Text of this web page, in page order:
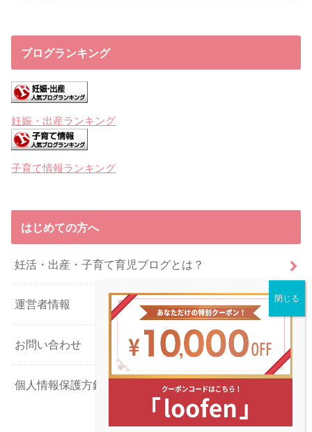
ブログランキング
妊娠・出産ランキング
子育て情報ランキング
はじめての方へ
妊活・出産・子育て育児ブログとは？
運営者情報
お問い合わせ
個人情報保護方針